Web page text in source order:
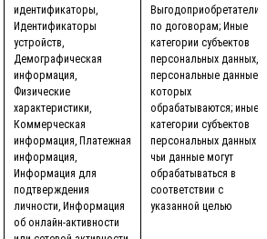
идентификаторы,
Идентификаторы
устройств,
Демографическая
информация,
Физические
характеристики,
Коммерческая
информация, Платежная
информация,
Информация для
подтверждения
личности, Информация
об онлайн-активности
Выгодоприобретатели
по договорам; Иные
категории субъектов
персональных данных,
персональные данные
которых
обрабатываются; иные
категории субъектов
персональных данных
чьи данные могут
обрабатываться в
соответствии с
указанной целью